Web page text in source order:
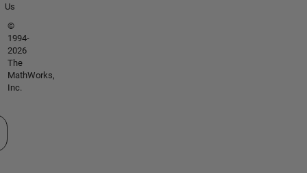
Us
©
1994-
2026
The
MathWorks,
Inc.